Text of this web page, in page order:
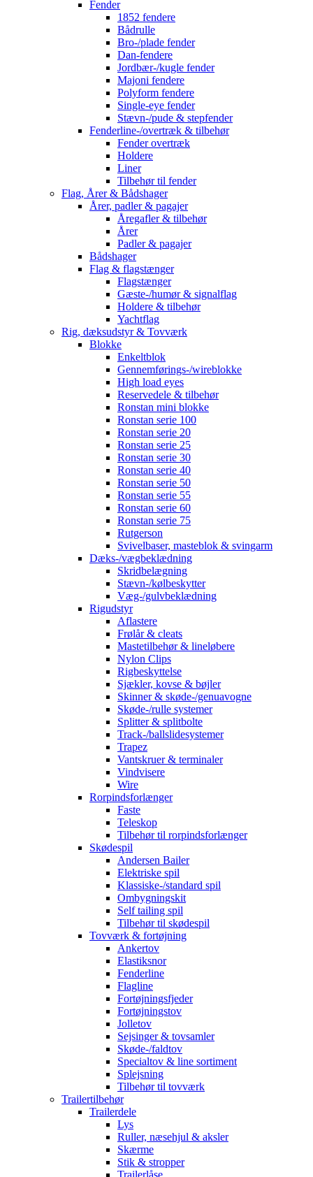
Fender
1852 fendere
Bådrulle
Bro-/plade fender
Dan-fendere
Jordbær-/kugle fender
Majoni fendere
Polyform fendere
Single-eye fender
Stævn-/pude & stepfender
Fenderline-/overtræk & tilbehør
Fender overtræk
Holdere
Liner
Tilbehør til fender
Flag, Årer & Bådshager
Årer, padler & pagajer
Åregafler & tilbehør
Årer
Padler & pagajer
Bådshager
Flag & flagstænger
Flagstænger
Gæste-/humør & signalflag
Holdere & tilbehør
Yachtflag
Rig, dæksudstyr & Tovværk
Blokke
Enkeltblok
Gennemførings-/wireblokke
High load eyes
Reservedele & tilbehør
Ronstan mini blokke
Ronstan serie 100
Ronstan serie 20
Ronstan serie 25
Ronstan serie 30
Ronstan serie 40
Ronstan serie 50
Ronstan serie 55
Ronstan serie 60
Ronstan serie 75
Rutgerson
Svivelbaser, masteblok & svingarm
Dæks-/vægbeklædning
Skridbelægning
Stævn-/kølbeskytter
Væg-/gulvbeklædning
Rigudstyr
Aflastere
Frølår & cleats
Mastetilbehør & lineløbere
Nylon Clips
Rigbeskyttelse
Sjækler, kovse & bøjler
Skinner & skøde-/genuavogne
Skøde-/rulle systemer
Splitter & splitbolte
Track-/ballslidesystemer
Trapez
Vantskruer & terminaler
Vindvisere
Wire
Rorpindsforlænger
Faste
Teleskop
Tilbehør til rorpindsforlænger
Skødespil
Andersen Bailer
Elektriske spil
Klassiske-/standard spil
Ombygningskit
Self tailing spil
Tilbehør til skødespil
Tovværk & fortøjning
Ankertov
Elastiksnor
Fenderline
Flagline
Fortøjningsfjeder
Fortøjningstov
Jolletov
Sejsinger & tovsamler
Skøde-/faldtov
Specialtov & line sortiment
Splejsning
Tilbehør til tovværk
Trailertilbehør
Trailerdele
Lys
Ruller, næsehjul & aksler
Skærme
Stik & stropper